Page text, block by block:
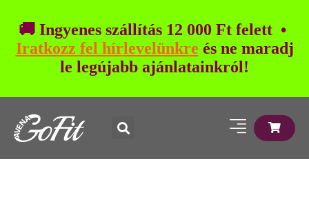
🚚 Ingyenes szállítás 12 000 Ft felett •
Iratkozz fel hírlevelünkre és ne maradj
le legújabb ajánlatainkról!